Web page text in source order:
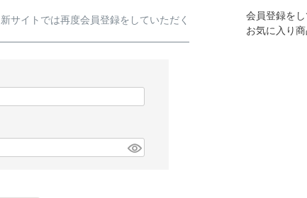
サイトでは再度会員登録をしていただく
会員登録を
お気に入り